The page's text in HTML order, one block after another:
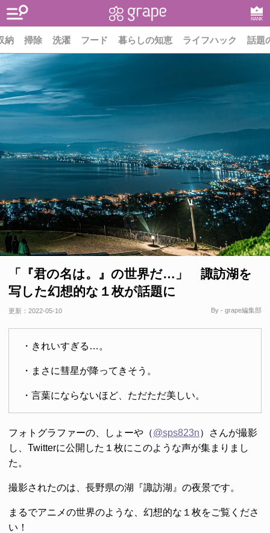
RANK
納 掃除 洗濯 フード 暮らしの知恵 ライフハック 話題
「『君の名は。』の世界だ…」 諏訪湖を
写した幻想的な１枚が話題に
更新： 2022-05-10 By - grape編集部
・きれいすぎる…。
・まさに彗星が降ってきそう。
・言葉にならないほど、ただただ美しい。
フォトグラファーの、しょーや（@sps823n）さんが撮影
し、Twitterに公開した１枚にこのような声が集まりまし
た。
撮影されたのは、長野県の湖『諏訪湖』の夜景です。
まるでアニメの世界のような、幻想的な１枚をご覧くださ
い！